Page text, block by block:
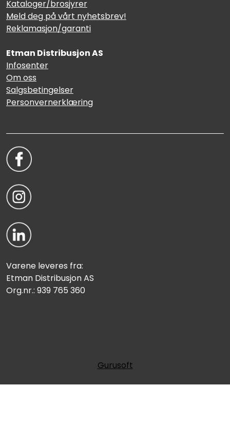
Kataloger/brosjyrer
Meld deg på vårt nyhetsbrev!
Reklamasjon/garanti
Etman Distribusjon AS
Infosenter
Om oss
Salgsbetingelser
Personvernerklæring
Varene leveres fra:
Etman Distribusjon AS
Org.nr.: 939 765 360
Gurusoft